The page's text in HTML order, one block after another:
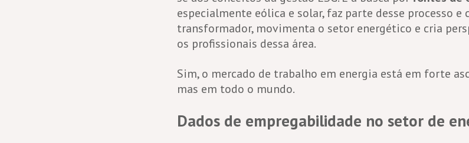
especialmente eólica e solar, faz parte desse processo
transformador, movimenta o setor energético e cria
os profissionais dessa área.
Sim, o mercado de trabalho em energia está em forte
mas em todo o mundo.
Dados de empregabilidade no setor de